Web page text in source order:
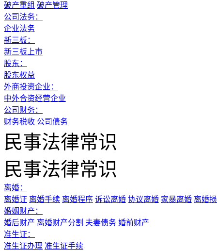
破产重组 破产管理
公司法务：
企业法务
新三板：
新三板上市
股东：
股东权益
外商投资企业：
中外合资经营企业
公司财务：
财务税收 公司债务
民事法律常识
民事法律常识
离婚：
离婚证 离婚手续 离婚程序 诉讼离婚 协议离婚 家暴离婚 离婚
婚姻财产：
婚后财产 离婚财产分割 夫妻债务 婚前财产
准生证：
准生证办理 准生证手续